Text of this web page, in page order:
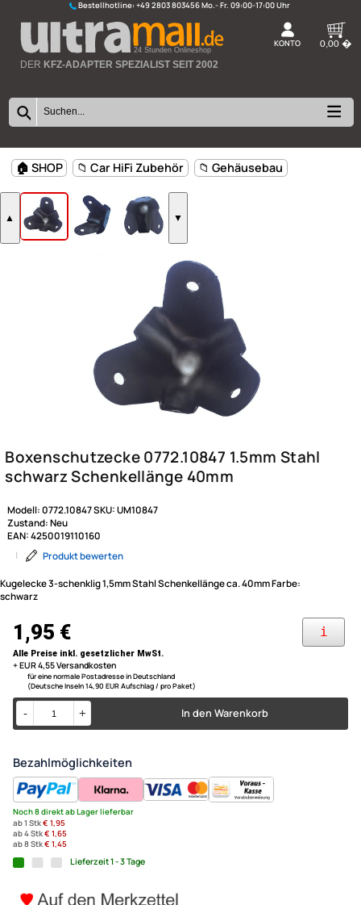
Bestellhotline:+49 2803 803456
24 Stunden Onlineshop
▲
Boxenschutzecke
schwarz Schenkellänge
Kugelecke 3-schenklig 1,5mm Stahl Schenkellänge ca. 40mm Farbe:
schwarz
Modell:
Zustand:Neu
EAN:4250019110160
1,95 €
Alle Preise inkl. gesetzlicher MwSt.
+ EUR 4,55 Versandkosten
für eine normale Postadresse in Deutschland
(Deutsche Inseln 14,90 EUR Aufschlag / pro Paket)